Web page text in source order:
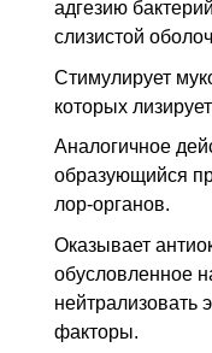
адгезию
слизистой
Стимулирует
которых
Аналогичное
образующийся
лор-органов.
Оказывает
обусловленное
нейтрализовать
факторы.